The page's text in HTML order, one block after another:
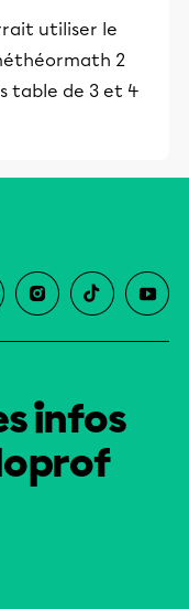
utiliser le
2
table de 3 et 4
infos